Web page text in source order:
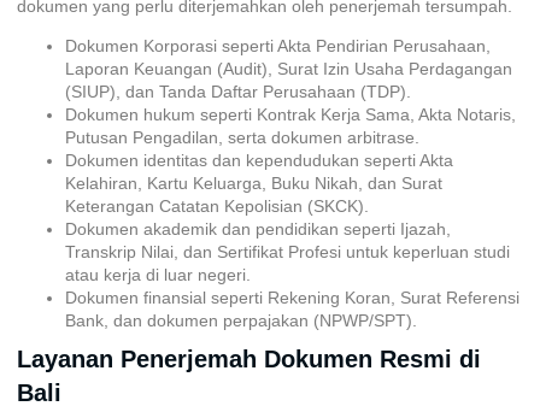
dokumen yang perlu diterjemahkan oleh penerjemah tersumpah.
Dokumen Korporasi seperti Akta Pendirian Perusahaan,
Laporan Keuangan (Audit), Surat Izin Usaha Perdagangan
(SIUP), dan Tanda Daftar Perusahaan (TDP).
Dokumen hukum seperti Kontrak Kerja Sama, Akta Notaris,
Putusan Pengadilan, serta dokumen arbitrase.
Dokumen identitas dan kependudukan seperti Akta
Kelahiran, Kartu Keluarga, Buku Nikah, dan Surat
Keterangan Catatan Kepolisian (SKCK).
Dokumen akademik dan pendidikan seperti Ijazah,
Transkrip Nilai, dan Sertifikat Profesi untuk keperluan studi
atau kerja di luar negeri.
Dokumen finansial seperti Rekening Koran, Surat Referensi
Bank, dan dokumen perpajakan (NPWP/SPT).
Layanan Penerjemah Dokumen Resmi di
Bali